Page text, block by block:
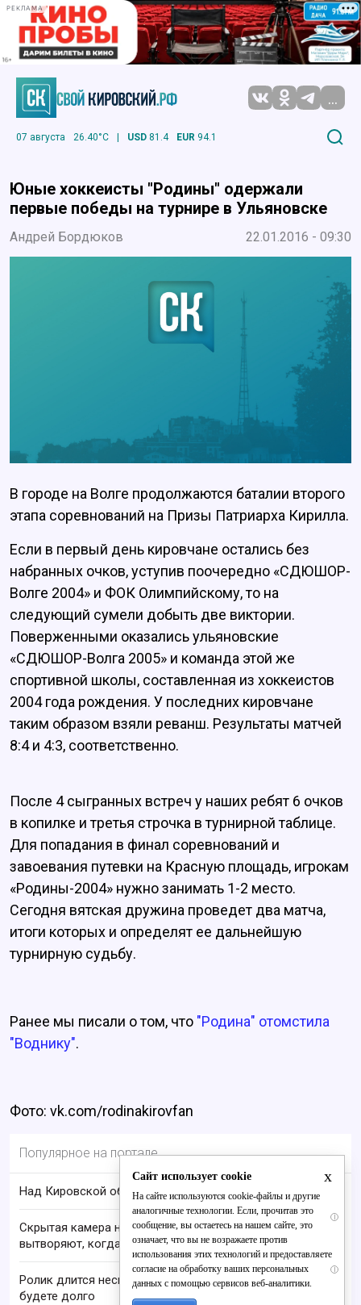
РЕКЛАМА
...
07 августа 26.40°C | USD 81.4 EUR 94.1
Юные хоккеисты "Родины" одержали
первые победы на турнире в Ульяновске
Андрей Бордюков 22.01.2016 - 09:30
В городе на Волге продолжаются баталии второго
этапа соревнований на Призы Патриарха Кирилла.
Если в первый день кировчане остались без
набранных очков, уступив поочередно «СДЮШОР-
Волге 2004» и ФОК Олимпийскому, то на
следующий сумели добыть две виктории.
Поверженными оказались ульяновские
«СДЮШОР-Волга 2005» и команда этой же
спортивной школы, составленная из хоккеистов
2004 года рождения. У последних кировчане
таким образом взяли реванш. Результаты матчей
8:4 и 4:3, соответственно.
После 4 сыгранных встреч у наших ребят 6 очков
в копилке и третья строчка в турнирной таблице.
Для попадания в финал соревнований и
завоевания путевки на Красную площадь, игрокам
«Родины-2004» нужно занимать 1-2 место.
Сегодня вятская дружина проведет два матча,
итоги которых и определят ее дальнейшую
турнирную судьбу.
Ранее мы писали о том, что "Родина" отомстила
"Воднику".
Фото: vk.com/rodinakirovfan
Популярное на портале
Над Кировской областью сбили БПЛА
i
Скрытая камера на пляже Крыма: Что люди
вытворяют, когда их не видят...
i
Ролик длится несколько секунд, а смеяться вы
будете долго
x
Сайт использует cookie
На сайте используются cookie-файлы и другие
аналогичные технологии. Если, прочитав это
сообщение, вы остаетесь на нашем сайте, это
означает, что вы не возражаете против
использования этих технологий и предоставляете
согласие на обработку ваших персональных
данных с помощью сервисов веб-аналитики.